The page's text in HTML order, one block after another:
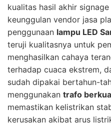
kualitas hasil akhir
keunggulan vendor jasa
penggunaan lampu LED
teruji kualitasnya untuk
menghasilkan cahaya
terhadap cuaca ekstrem,
sudah dipakai bertahun-
menggunakan trafo
memastikan kelistrikan
kerusakan akibat arus